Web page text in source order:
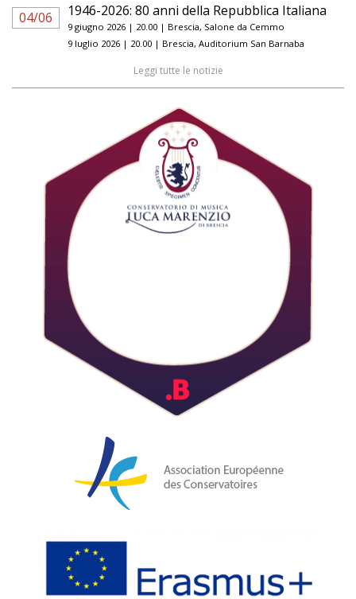
04/06 1946-2026: 80 anni della Repubblica Italiana
9 giugno 2026 | 20.00 | Brescia, Salone da Cemmo
9 luglio 2026 | 20.00 | Brescia, Auditorium San Barnaba
Leggi tutte le notizie